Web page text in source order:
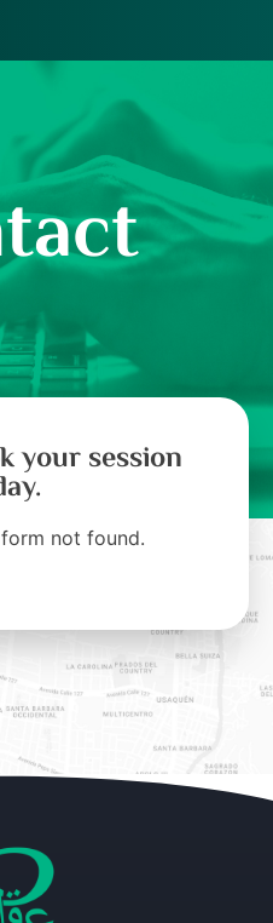
your session
not found.